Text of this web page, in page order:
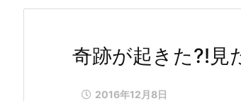
奇跡が起きた?!見
2016年12月8日